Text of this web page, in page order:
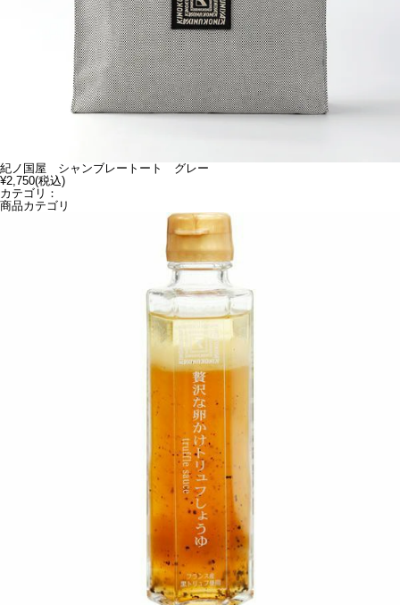
紀ノ国屋 シャンブレートート グレー
¥2,750(税込)
カテゴリ：
商品カテゴリ